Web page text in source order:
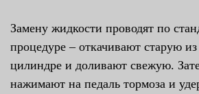
Замену жидкости проводят по
процедуре – откачивают старую
цилиндре и доливают свежую.
нажимают на педаль тормоза и